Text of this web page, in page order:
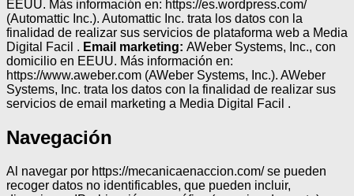
EEUU. Más información en: https://es.wordpress.com/
(Automattic Inc.). Automattic Inc. trata los datos con la
finalidad de realizar sus servicios de plataforma web a Media
Digital Facil . Email marketing: AWeber Systems, Inc., con
domicilio en EEUU. Más información en:
https://www.aweber.com (AWeber Systems, Inc.). AWeber
Systems, Inc. trata los datos con la finalidad de realizar sus
servicios de email marketing a Media Digital Facil .
Navegación
Al navegar por https://mecanicaenaccion.com/ se pueden
recoger datos no identificables, que pueden incluir,